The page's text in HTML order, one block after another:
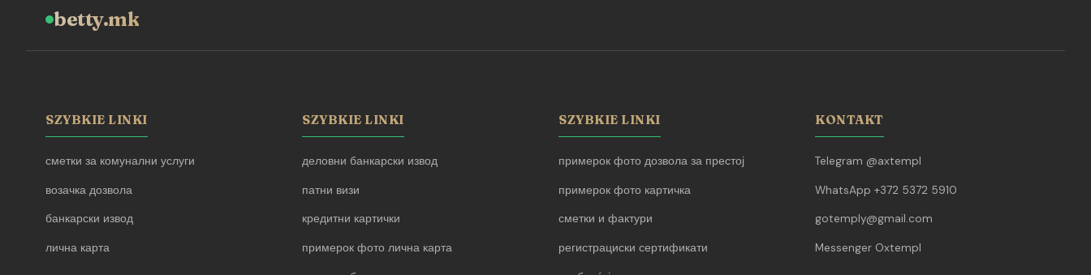
betty.mk
SZYBKIE LINKI
сметки за комунални услуги
возачка дозвола
банкарски извод
лична карта
SZYBKIE LINKI
деловни банкарски извод
патни визи
кредитни картички
примерок фото лична карта
SZYBKIE LINKI
примерок фото дозвола за престој
примерок фото картичка
сметки и фактури
регистрациски сертификати
KONTAKT
Telegram @axtempl
WhatsApp +372 5372 5910
gotemply@gmail.com
Messenger Oxtempl